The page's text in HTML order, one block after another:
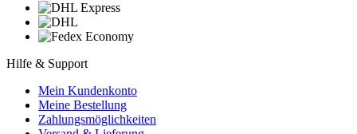
Hilfe & Support
Mein Kundenkonto
Meine Bestellung
Zahlungsmöglichkeiten